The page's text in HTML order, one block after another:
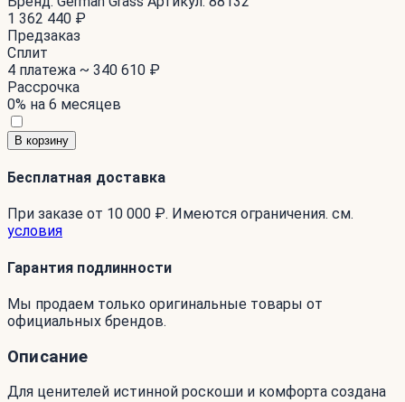
1 362 440 ₽
Предзаказ
Сплит
4 платежа ~ 340 610 ₽
Рассрочка
0% на 6 месяцев
В корзину
Бесплатная доставка
При заказе от 10 000 ₽. Имеются ограничения. см.
условия
Гарантия подлинности
Мы продаем только оригинальные товары от
официальных брендов.
Описание
Для ценителей истинной роскоши и комфорта создана